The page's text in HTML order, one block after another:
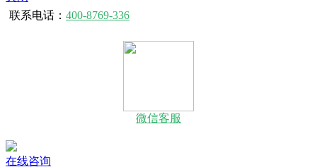
联系电话： 400-8769-336
微信客服
在线咨询